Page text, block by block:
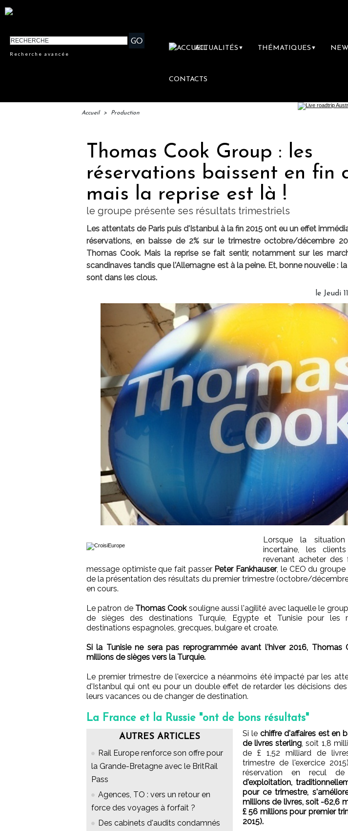
Recherche avancée
ACTUALITÉS ▼ THÉMATIQUES ▼
CONTACTS
Accueil > Production
Thomas Cook Group : les
réservations baissent en fin
mais la reprise est là !
le groupe présente ses résultats trimestriels
Les attentats de Paris puis d'Istanbul à la fin 2015 ont eu un effet
réservations, en baisse de 2% sur le trimestre octobre/décembre
Thomas Cook. Mais la reprise se fait sentir, notamment sur les
scandinaves tandis que l'Allemagne est à la peine. Et, bonne nouvelle :
sont dans les clous.
le Jeudi
Lorsque la
incertaine, les
revenant acheter
message optimiste que fait passer Peter Fankhauser, le CEO du
de la présentation des résultats du premier trimestre (octobre/
en cours.
Le patron de Thomas Cooksouligne aussi l'agilité avec laquelle le
de sièges des destinations Turquie, Egypte et Tunisie pour les
destinations espagnoles, grecques, bulgare et croate.
Si la Tunisie ne sera pas reprogrammée avant l'hiver 2016, Thomas
millions de sièges vers la Turquie.
Le premier trimestre de l'exercice a néanmoins été impacté par les
d'Istanbul qui ont eu pour un double effet de retarder les décisions
leurs vacances ou de changer de destination.
La France et la Russie "ont de bons résultats"
AUTRES ARTICLES
Rail Europe renforce son offre pour
la Grande-Bretagne avec le BritRail
Pass
Agences, TO : vers un retour en
force des voyages à forfait ?
Des cabinets d'audits condamnés
Si le chiffre d'affaires est en
de livres sterling, soit 1,8
de £ 1,52 milliard de
trimestre de l'exercice
réservation en recul
d'exploitation,
pour ce trimestre,
millions de livres, soit -62,6
£ 56 millions pour premier
2015).